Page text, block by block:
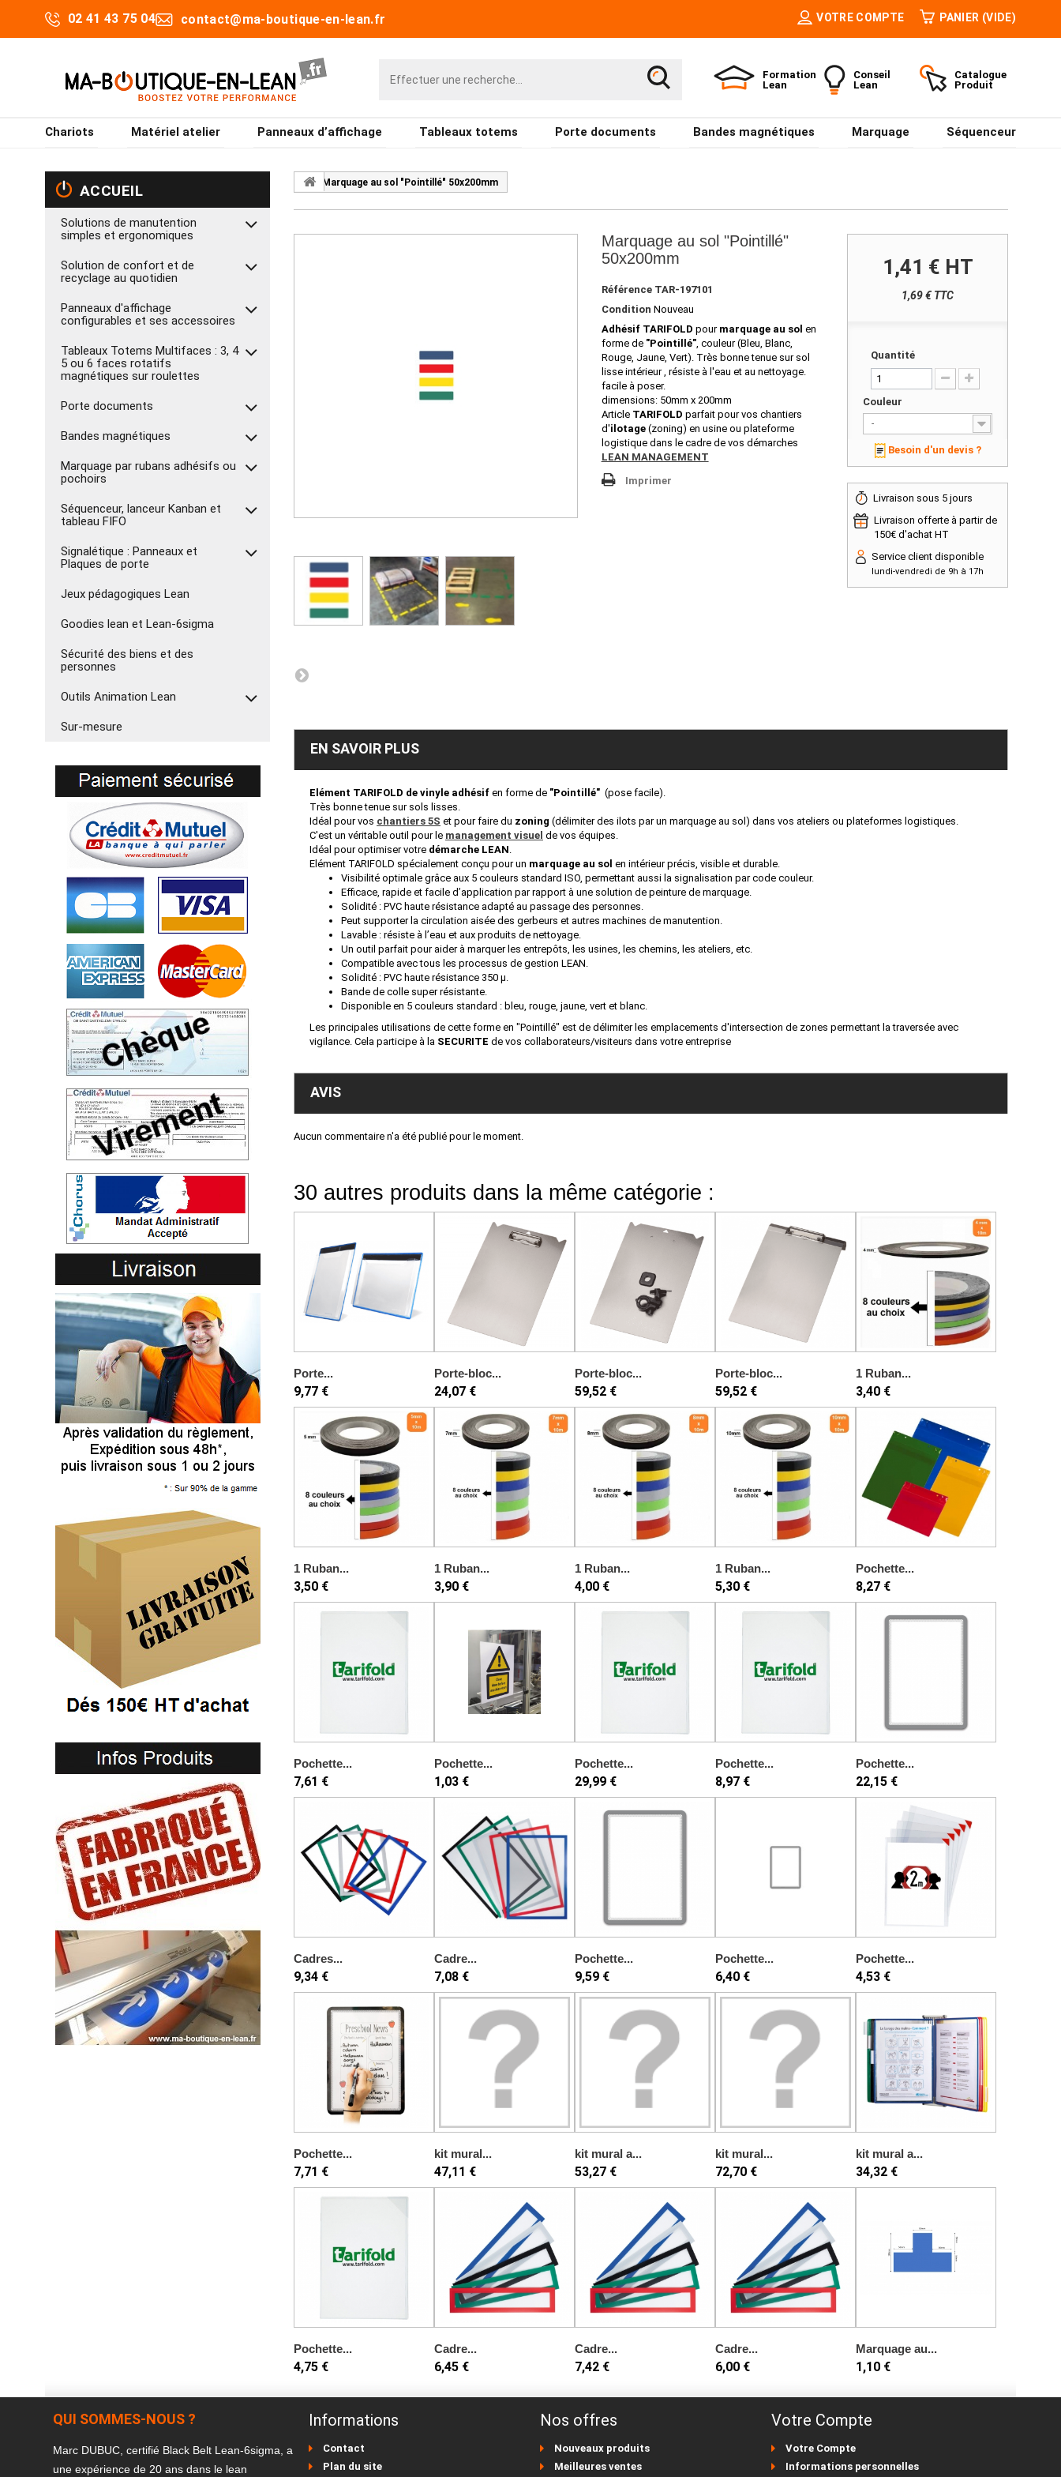
02 41 43 75 04 contact@ma-boutique-en-lean.fr VOTRE COMPTE PANIER (VIDE)
Formation
Lean
Conseil
Lean
Catalogue
Produit
Chariots Matériel atelier Panneaux d’affichage Tableaux totems Porte documents Bandes magnétiques Marquage Séquenceur
ACCUEIL
Solutions de manutention
simples et ergonomiques
Solution de confort et de
recyclage au quotidien
Panneaux d'affichage
configurables et ses accessoires
Tableaux Totems Multifaces : 3, 4
5 ou 6 faces rotatifs
magnétiques sur roulettes
Porte documents
Bandes magnétiques
Marquage par rubans adhésifs ou
pochoirs
Séquenceur, lanceur Kanban et
tableau FIFO
Signalétique : Panneaux et
Plaques de porte
Jeux pédagogiques Lean
Goodies lean et Lean-6sigma
Sécurité des biens et des
personnes
Outils Animation Lean
Sur-mesure
Marquage au sol "Pointillé" 50x200mm
Marquage au sol "Pointillé"
50x200mm
Référence TAR-197101
Condition Nouveau
Adhésif TARIFOLD pour marquage au sol en
forme de "Pointillé", couleur (Bleu, Blanc,
Rouge, Jaune, Vert). Très bonne tenue sur sol
lisse intérieur , résiste à l'eau et au nettoyage.
facile à poser.
dimensions: 50mm x 200mm
Article TARIFOLD parfait pour vos chantiers
d'ilotage(zoning) en usine ou plateforme
logistique dans le cadre de vos démarches
LEAN MANAGEMENT
Imprimer
1,41 € HT
1,69 € TTC
Quantité
Couleur
-
Besoin d'un devis ?
Livraison sous 5 jours
Livraison offerte à partir de
150€ d'achat HT
Service client disponible
lundi-vendredi de 9h à 17h
EN SAVOIR PLUS
Elément TARIFOLD de vinyle adhésif en forme de "Pointillé" (pose facile).
Très bonne tenue sur sols lisses.
Idéal pour vos chantiers 5S et pour faire du zoning (délimiter des ilots par un marquage au sol) dans vos ateliers ou plateformes logistiques.
C'est un véritable outil pour le management visuel de vos équipes.
Idéal pour optimiser votre démarche LEAN
Elément TARIFOLD spécialement conçu pour un marquage au sol en intérieur précis, visible et durable.
Visibilité optimale grâce aux 5 couleurs standard ISO, permettant aussi la signalisation par code couleur.
Efficace, rapide et facile d’application par rapport à une solution de peinture de marquage.
Solidité : PVC haute résistance adapté au passage des personnes.
Peut supporter la circulation aisée des gerbeurs et autres machines de manutention.
Lavable : résiste à l’eau et aux produits de nettoyage.
Un outil parfait pour aider à marquer les entrepôts, les usines, les chemins, les ateliers, etc.
Compatible avec tous les processus de gestion LEAN.
Solidité : PVC haute résistance 350 μ.
Bande de colle super résistante.
Disponible en 5 couleurs standard : bleu, rouge, jaune, vert et blanc.
Les principales utilisations de cette forme en "Pointillé" est de délimiter les emplacements d'intersection de zones permettant la traversée avec
vigilance. Cela participe à la SECURITE de vos collaborateurs/visiteurs dans votre entreprise
AVIS
Aucun commentaire n'a été publié pour le moment.
30 autres produits dans la même catégorie :
Porte...
9,77 €
Porte-bloc...
24,07 €
Porte-bloc...
59,52 €
Porte-bloc...
59,52 €
1 Ruban...
3,40 €
1 Ruban...
3,50 €
1 Ruban...
3,90 €
1 Ruban...
4,00 €
1 Ruban...
5,30 €
Pochette...
8,27 €
Pochette...
7,61 €
Pochette...
1,03 €
Pochette...
29,99 €
Pochette...
8,97 €
Pochette...
22,15 €
Cadres...
9,34 €
Cadre...
7,08 €
Pochette...
9,59 €
Pochette...
6,40 €
Pochette...
4,53 €
Pochette...
7,71 €
kit mural...
47,11 €
kit mural a...
53,27 €
kit mural...
72,70 €
kit mural a...
34,32 €
Pochette...
4,75 €
Cadre...
6,45 €
Cadre...
7,42 €
Cadre...
6,00 €
Marquage au...
1,10 €
QUI SOMMES-NOUS ?
Marc DUBUC, certifié Black Belt Lean-6sigma, a
une expérience de 20 ans dans le lean
Informations
Contact
Plan du site
Nos offres
Nouveaux produits
Meilleures ventes
Votre Compte
Votre Compte
Informations personnelles